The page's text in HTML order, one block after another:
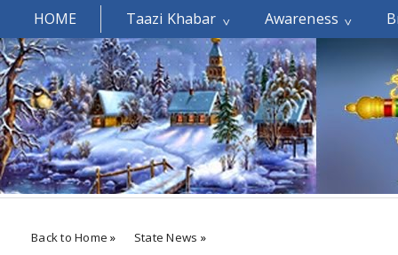
HOME Taazi Khabar Awareness
Welcomes You.....
Back to Home » State News »